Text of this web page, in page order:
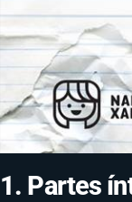
1. Partes